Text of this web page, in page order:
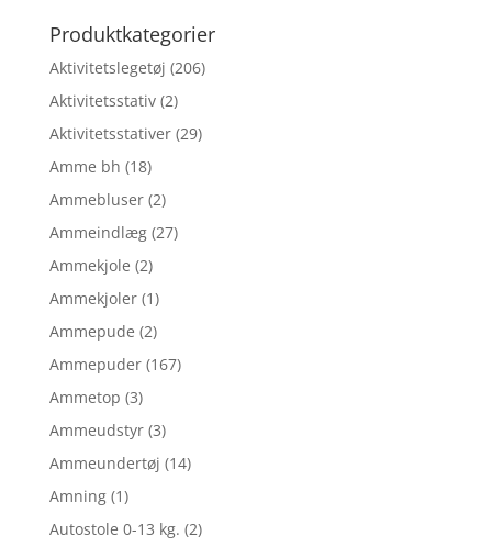
Produktkategorier
Aktivitetslegetøj (206)
Aktivitetsstativ (2)
Aktivitetsstativer (29)
Amme bh (18)
Ammebluser (2)
Ammeindlæg (27)
Ammekjole (2)
Ammekjoler (1)
Ammepude (2)
Ammepuder (167)
Ammetop (3)
Ammeudstyr (3)
Ammeundertøj (14)
Amning (1)
Autostole 0-13 kg. (2)